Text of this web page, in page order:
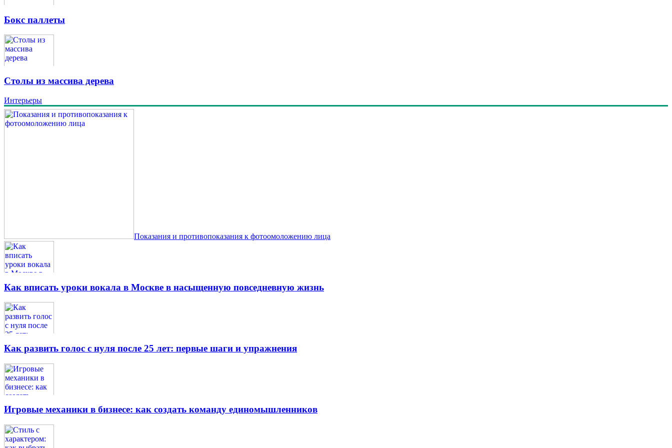
Бокс паллеты
Столы из массива дерева
Интерьеры
Показания и противопоказания к фотоомоложению лица
Как вписать уроки вокала в Москве в насыщенную повседневную жизнь
Как развить голос с нуля после 25 лет: первые шаги и упражнения
Игровые механики в бизнесе: как создать команду единомышленников